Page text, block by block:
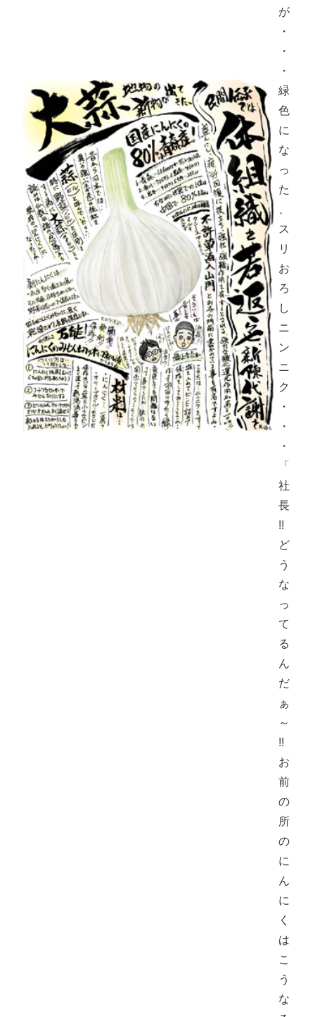
が
・
・
・
緑
色
に
な
っ
た
ス
リ
お
ろ
し
ニ
ン
ニ
ク
・
・
・
「
社
長
!!
ど
う
な
っ
て
る
ん
だ
ぁ
～
!!
お
前
の
所
の
に
ん
に
く
は
こ
う
な